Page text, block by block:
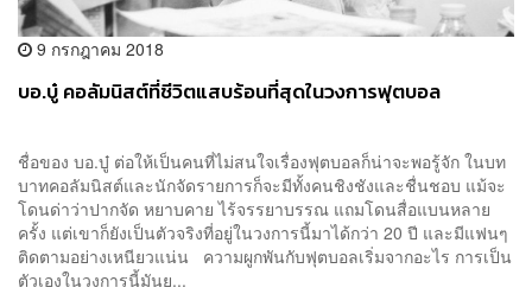
9 กรกฎาคม 2018
บอ.บู๋ คอลัมนิสต์ที่ชีวิตแสบร้อนที่สุดในวงการฟุตบอล
ชื่อของ บอ.บู๋ ต่อให้เป็นคนที่ไม่สนใจเรื่องฟุตบอลก็น่าจะพอรู้จัก ในบท
บาทคอลัมนิสต์และนักจัดรายการก็จะมีทั้งคนชิงชังและชื่นชอบ แม้จะ
โดนด่าว่าปากจัด หยาบคาย ไร้จรรยาบรรณ แถมโดนสื่อแบนหลาย
ครั้ง แต่เขาก็ยังเป็นตัวจริงที่อยู่ในวงการนี้มาได้กว่า 20 ปี และมีแฟนๆ
ติดตามอย่างเหนียวแน่น ความผูกพันกับฟุตบอลเริ่มจากอะไร การเป็น
ตัวเองในวงการนี้มันย...